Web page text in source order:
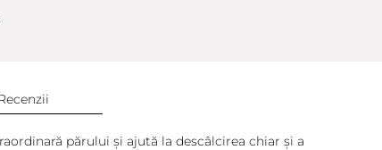
părului și ajută la descâlcirea chiar și a